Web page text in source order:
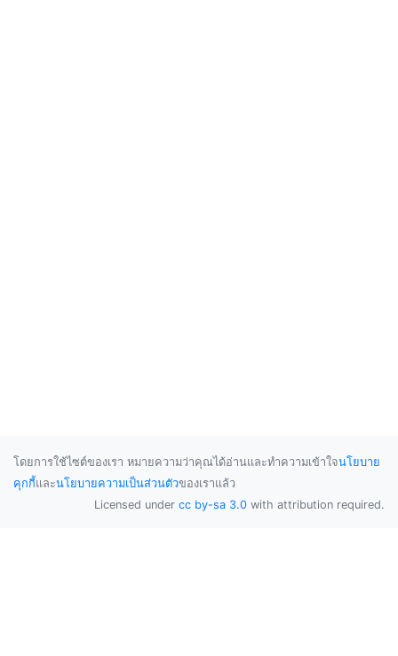
โดยการใช้ไซต์ของเรา หมายความว่าคุณได้อ่านและทำความเข้าใจนโยบาย
คุกกี้และนโยบายความเป็นส่วนตัวของเราแล้ว
Licensed under cc by-sa 3.0 with attribution required.